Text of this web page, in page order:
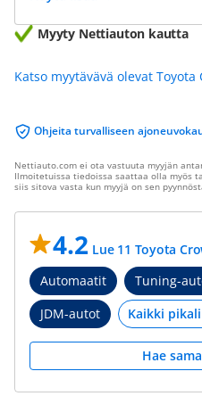
Myyty Nettiauton kautta
Katso myytävävä olevat
Ohjeita turvalliseen
Nettiauto.com ei ota vastuuta myyjän
Ilmoitetuissa tiedoissa saattaa olla myös
siis sitova vasta kun myyjä on sen
4.2 Lue 11 Toyota
Automaatit
Tuning-
JDM-autot
Hae